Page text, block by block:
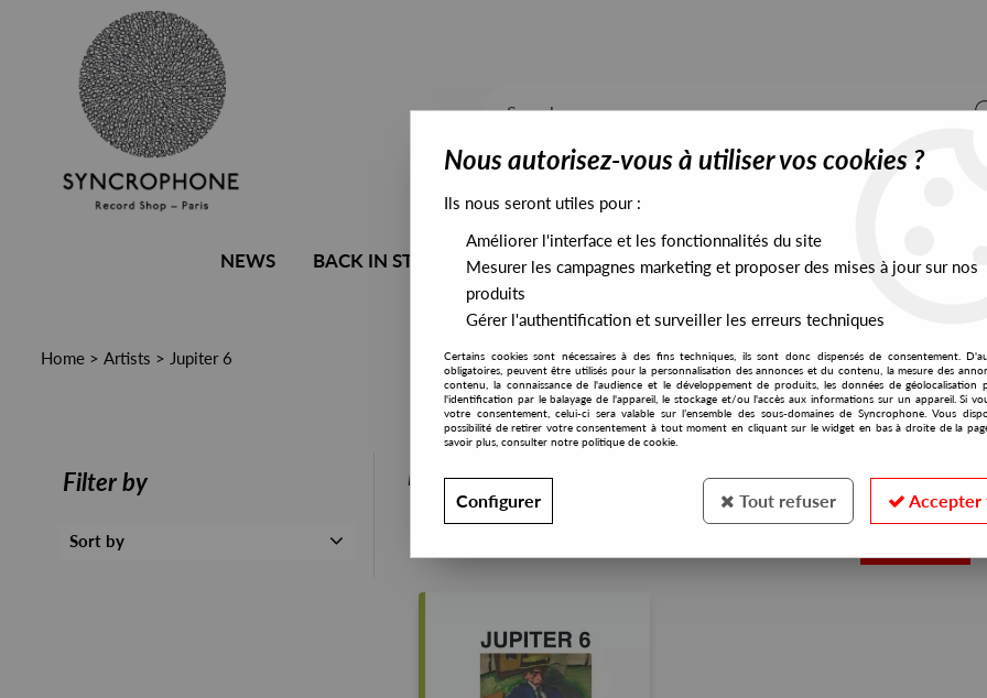
NEWS BACK IN STOCK ALL STOCK EXCLUSIVES PRESALES EXCLUSIVES
Home > Artists > Jupiter 6
Filter by
Sort by
PRESALES EXCLUSIVES
Nous autorisez-vous à utiliser vos cookies ?
Ils nous seront utiles pour :
Améliorer l'interface et les fonctionnalités du site
Mesurer les campagnes marketing et proposer des mises à jour sur nos
produits
Gérer l'authentification et surveiller les erreurs techniques
Certains cookies sont nécessaires à des fins techniques, ils sont donc dispensés de consentement.
obligatoires, peuvent être utilisés pour la personnalisation des annonces et du contenu, la mesure des
contenu, la connaissance de l'audience et le développement de produits, les données de géolocalisation
l'identification par le balayage de l'appareil, le stockage et/ou l'accès aux informations sur un appareil. Si
votre consentement, celui-ci sera valable sur l’ensemble des sous-domaines de Syncrophone. Vous
possibilité de retirer votre consentement à tout moment en cliquant sur le widget en bas à droite de la
savoir plus, consulter notre politique de cookie.
Configurer Tout refuser Accepter